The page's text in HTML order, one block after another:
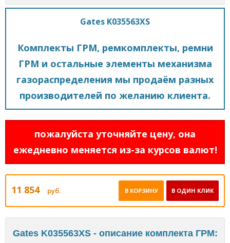
Gates K035563XS
Комплекты ГРМ, ремкомплекты, ремни
ГРМ и остальные элементы механизма
газораспределения мы продаём разных
производителей по желанию клиента.
пожалуйста уточняйте цену, она
ежедневно меняется из-за курсов валют!
11 854 руб. В ОДИН КЛИК
В КОРЗИНУ
Gates K035563XS - описание комплекта ГРМ: